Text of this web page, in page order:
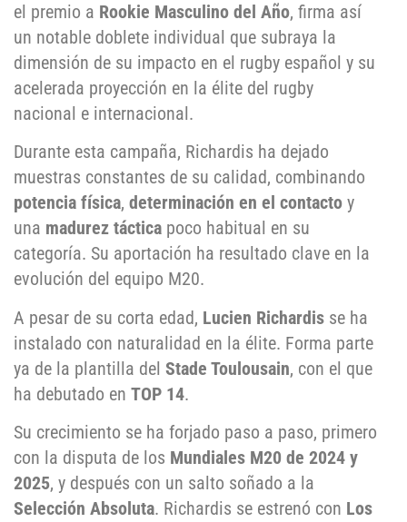
el premio a Rookie Masculino del Año, firma así
un notable doblete individual que subraya la
dimensión de su impacto en el rugby español y su
acelerada proyección en la élite del rugby
nacional e internacional.
Durante esta campaña, Richardis ha dejado
muestras constantes de su calidad, combinando
potencia física, determinación en el contacto y
una madurez táctica poco habitual en su
categoría. Su aportación ha resultado clave en la
evolución del equipo M20.
A pesar de su corta edad, Lucien Richardis se ha
instalado con naturalidad en la élite. Forma parte
ya de la plantilla del Stade Toulousain, con el que
ha debutado en TOP 14.
Su crecimiento se ha forjado paso a paso, primero
con la disputa de los Mundiales M20 de 2024 y
2025, y después con un salto soñado a la
Selección Absoluta. Richardis se estrenó con Los